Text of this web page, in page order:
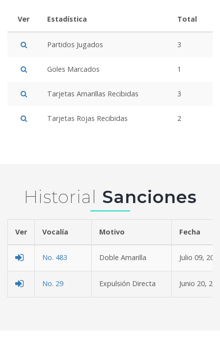
Ver Estadística Total
Partidos Jugados 3
Goles Marcados 1
Tarjetas Amarillas Recibidas 3
Tarjetas Rojas Recibidas 2
Historial Sanciones
Ver Vocalía Motivo
No. 483 Doble Amarilla Julio 09,
No. 29 Expulsión Directa Junio 20,